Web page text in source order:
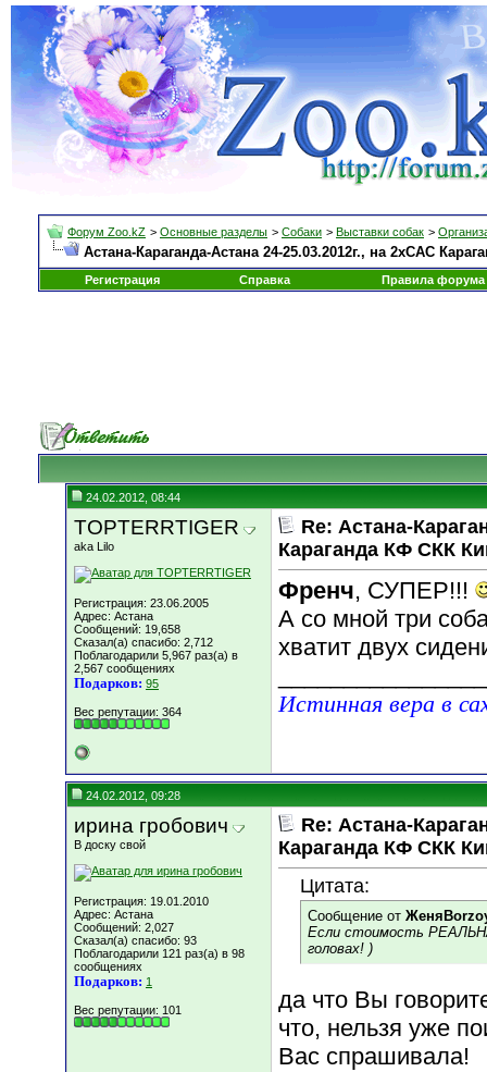
Форум Zoo.kZ > Основные разделы > Собаки > Выставки собак >
Астана-Караганда-Астана 24-25.03.2012г., на 2хСАС
Регистрация Справка Правила форума
24.02.2012, 08:44
TOPTERRTIGER
aka Lilo
Регистрация: 23.06.2005
Адрес: Астана
Сообщений: 19,658
Сказал(а) спасибо: 2,712
Поблагодарили 5,967 раз(а) в
2,567 сообщениях
Подарков: 95
Вес репутации: 364
Re: Астана-
Караганда КФ СКК
Френч, СУПЕР!!!
А со мной три
хватит двух
Истинная вера в
24.02.2012, 09:28
ирина гробович
В доску свой
Регистрация: 19.01.2010
Адрес: Астана
Сообщений: 2,027
Сказал(а) спасибо: 93
Поблагодарили 121 раз(а) в 98
сообщениях
Подарков: 1
Вес репутации: 101
Re: Астана-
Караганда КФ СКК
Цитата:
Сообщение от
Если стоимость
головах! )
да что Вы
что, нельзя уже
Вас спрашивала!